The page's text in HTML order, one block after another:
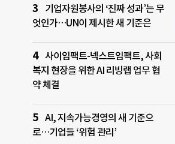
기업자원봉사의 ‘진짜 성과’는 무
엇인가…UN이 제시한 새 기준은
사이임팩트-넥스트임팩트, 사회
복지 현장을 위한 AI 리빙랩 업무 협
약 체결
AI, 지속가능경영의 새 기준으
로…기업들 ‘위험 관리’